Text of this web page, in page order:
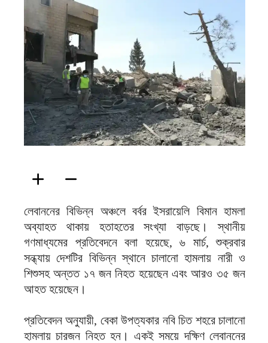
লেবাননের বিভিন্ন অঞ্চলে বর্বর ইসরায়েলি বিমান হামলা
অব্যাহত থাকায় হতাহতের সংখ্যা বাড়ছে। স্থানীয়
গণমাধ্যমের প্রতিবেদনে বলা হয়েছে, ৬ মার্চ, শুক্রবার
সন্ধ্যায় দেশটির বিভিন্ন স্থানে চালানো হামলায় নারী ও
শিশুসহ অন্তত ১৭ জন নিহত হয়েছেন এবং আরও ৩৫ জন
আহত হয়েছেন।
প্রতিবেদন অনুযায়ী, বেকা উপত্যকার নবি চিত শহরে চালানো
হামলায় চারজন নিহত হন। একই সময়ে দক্ষিণ লেবাননের